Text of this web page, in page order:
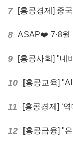
7
8 ASAP❤️ 7·8월
9
10
11
12